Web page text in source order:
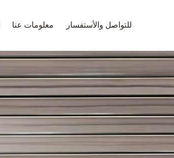
معلومات عنا للتواصل والأستفسار